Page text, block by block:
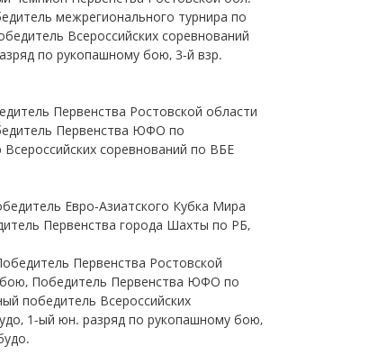
межрегионального турнира по
Всероссийских соревнований
по рукопашному бою, 3-й взр.
Первенства Ростовской области
Первенства ЮФО по
соревнований по ВБЕ
Евро-Азиатского Кубка Мира
Первенства города Шахты по РБ,
Первенства Ростовской
Победитель Первенства ЮФО по
победитель Всероссийских
1-ый юн. разряд по рукопашному бою,